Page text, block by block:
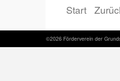
Start
©2026 Förderverein der